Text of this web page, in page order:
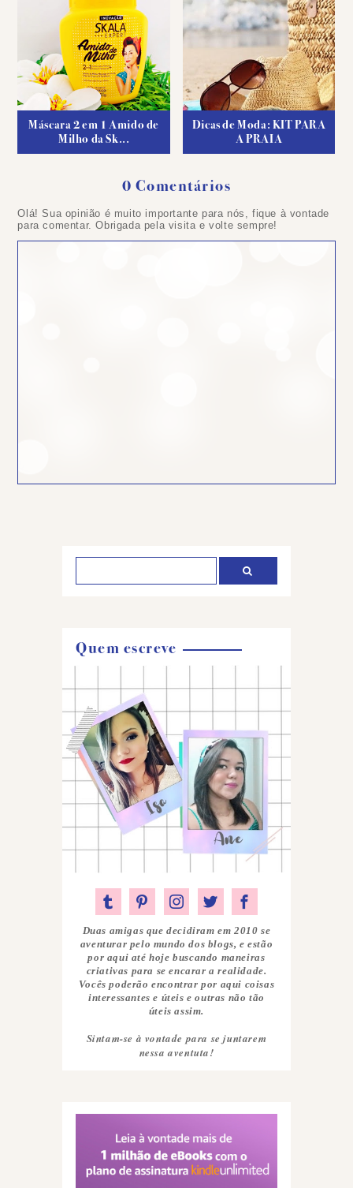
Máscara 2 em 1 Amido de
Milho da Sk...
Dicas de Moda: KIT PARA
A PRAIA
0 Comentários
um
comentário
Olá! Sua opinião é muito importante para nós, fique à vontade
para comentar. Obrigada pela visita e volte sempre!
Quem escreve
Duas amigas que decidiram em 2010 se
aventurar pelo mundo dos blogs, e estão
por aqui até hoje buscando maneiras
criativas para se encarar a realidade.
Vocês poderão encontrar por aqui coisas
interessantes e úteis e outras não tão
úteis assim.
Sintam-se à vontade para se juntarem
nessa aventuta!